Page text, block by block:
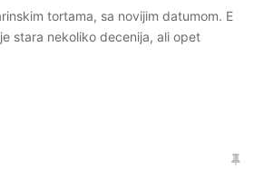
tortama, sa novijim datumom. E
stara nekoliko decenija, ali opet